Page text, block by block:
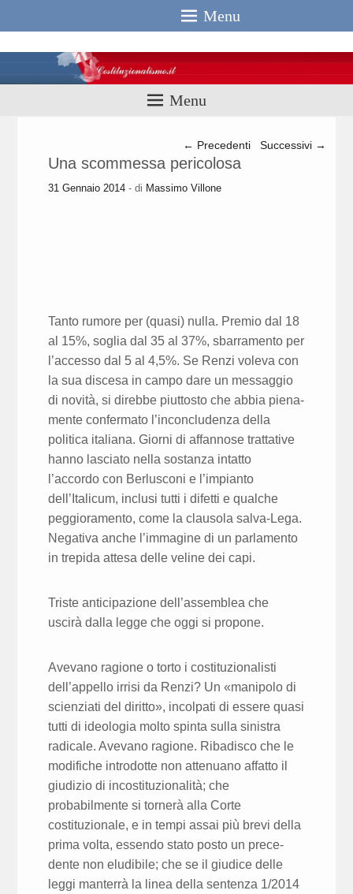
Menu
Menu
Navigazione articolo
← Precedenti Successivi →
Una scommessa pericolosa
31 Gennaio 2014 - di Massimo Villone
Tanto rumore per (quasi) nulla. Premio dal 18
al 15%, soglia dal 35 al 37%, sbarramento per
l’accesso dal 5 al 4,5%. Se Renzi voleva con
la sua discesa in campo dare un messaggio
di novità, si direbbe piuttosto che abbia piena­
mente confermato l’inconcludenza della
politica italiana. Giorni di affan­nose trattative
hanno lasciato nella sostanza intatto
l’accordo con Berlu­sconi e l’impianto
dell’Italicum, inclusi tutti i difetti e qualche
peggiora­mento, come la clausola salva-Lega.
Negativa anche l’immagine di un par­lamento
in trepida attesa delle veline dei capi.
Triste anticipazione dell’assemblea che
uscirà dalla legge che oggi si propone.
Avevano ragione o torto i costituzionalisti
dell’appello irrisi da Renzi? Un «manipolo di
scienziati del diritto», incolpati di essere quasi
tutti di ideologia molto spinta sulla sinistra
radicale. Avevano ragione. Ribadisco che le
modifiche introdotte non attenuano affatto il
giudizio di incostituzionalità; che
probabilmente si tornerà alla Corte
costituzionale, e in tempi assai più brevi della
prima volta, essendo stato posto un prece­
dente non eludibile; che se il giudice delle
leggi manterrà la linea della sen­tenza 1/2014